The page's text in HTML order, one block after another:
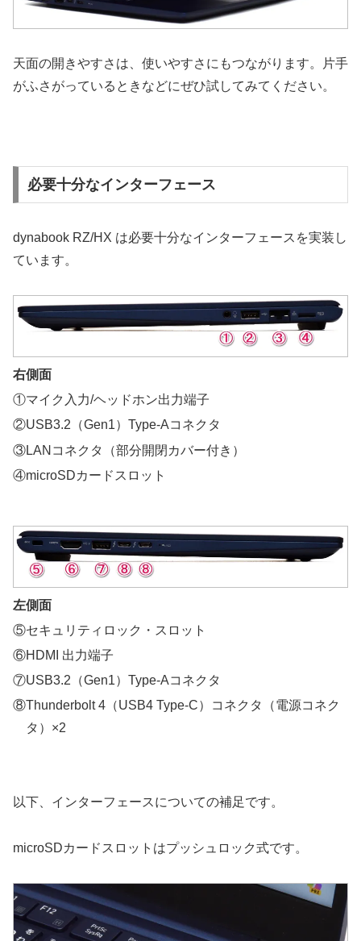
天面の開きやすさは、使いやすさにもつながります。片手
がふさがっているときなどにぜひ試してみてください。
必要十分なインターフェース
dynabook RZ/HX は必要十分なインターフェースを実装し
ています。
右側面
①マイク入力/ヘッドホン出力端子
②USB3.2（Gen1）Type-Aコネクタ
③LANコネクタ（部分開閉カバー付き）
④microSDカードスロット
左側面
⑤セキュリティロック・スロット
⑥HDMI 出力端子
⑦USB3.2（Gen1）Type-Aコネクタ
⑧Thunderbolt 4（USB4 Type-C）コネクタ（電源コネク
タ）×2
以下、インターフェースについての補足です。
microSDカードスロットはプッシュロック式です。